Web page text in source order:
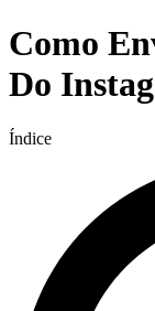
Como
Do
Índice